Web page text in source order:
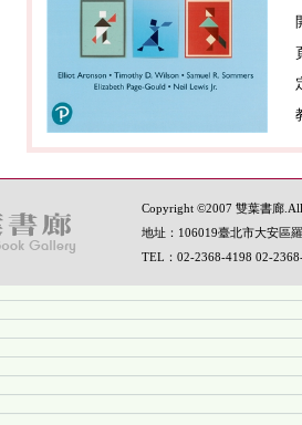
Copyright ©2007 雙葉書廊.All
地址：106019臺北市大安區
TEL：02-2368-4198 02-